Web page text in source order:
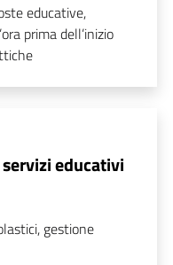
educative,
prima dell’inizio
educativi
gestione